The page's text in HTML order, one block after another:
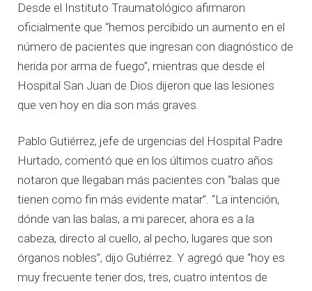
Desde el Instituto Traumatológico afirmaron
oficialmente que “hemos percibido un aumento en el
número de pacientes que ingresan con diagnóstico de
herida por arma de fuego”, mientras que desde el
Hospital San Juan de Dios dijeron que las lesiones
que ven hoy en día son más graves.
Pablo Gutiérrez, jefe de urgencias del Hospital Padre
Hurtado, comentó que en los últimos cuatro años
notaron que llegaban más pacientes con “balas que
tienen como fin más evidente matar”. “La intención,
dónde van las balas, a mi parecer, ahora es a la
cabeza, directo al cuello, al pecho, lugares que son
órganos nobles”, dijo Gutiérrez. Y agregó que “hoy es
muy frecuente tener dos, tres, cuatro intentos de